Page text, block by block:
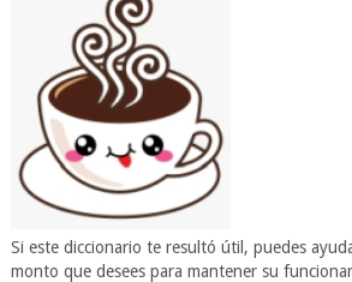
Si este diccionario te resultó útil, puedes
monto que desees para mantener su